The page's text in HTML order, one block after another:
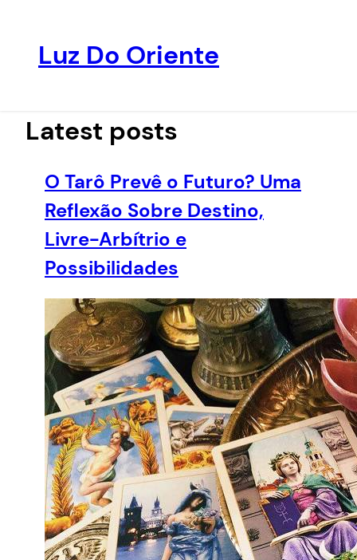
conteúdo
Luz Do Oriente
Latest posts
O Tarô Prevê o Futuro? Uma
Reflexão Sobre Destino,
Livre-Arbítrio e
Possibilidades